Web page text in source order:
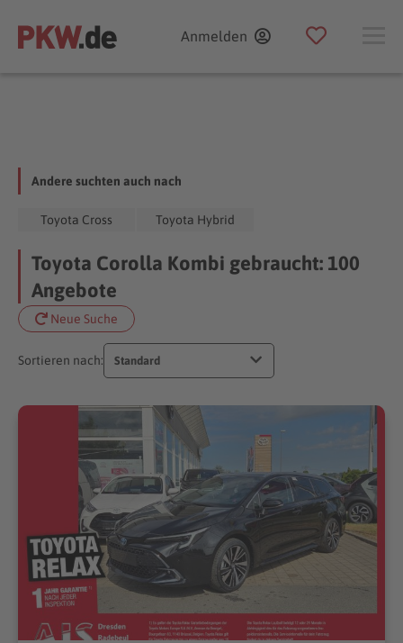
Anmelden
Andere suchten auch nach
Toyota Cross Toyota Hybrid
Toyota Corolla Kombi gebraucht: 100
Angebote
Neue Suche
Sortieren nach: Standard